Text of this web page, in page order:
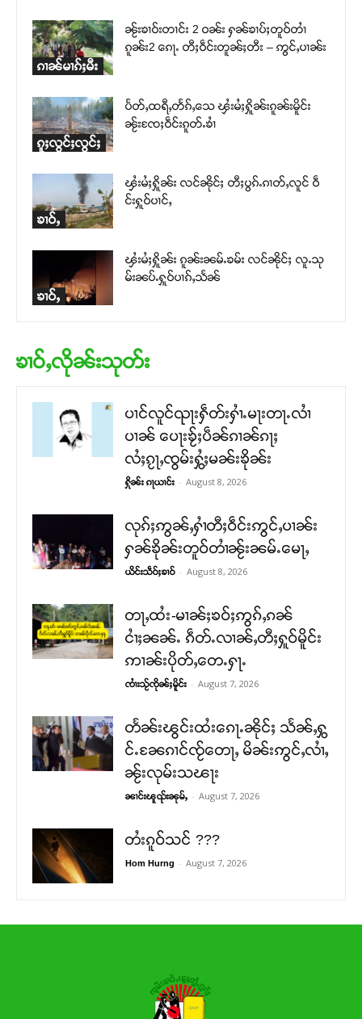
ၵၢၼ်မၢၵ်ႈမီး
ၼႂ်းၶၢဝ်းတၢင်း 2 ဝၼ်း ႁၼ်ၶၢပ်ႈတူဝ်တၢႆ
ၵူၼ်း2 ၵေႃႉ တီႈဝဵင်းတူၼ်ႈတီး – ဢွင်ႇပၢၼ်း
ၵူႈလွင်ႈလွင်ႈ
ပႅတ်ႇထရီႇတႅၵ်ႇသေ ၾႆးမႆႈႁိူၼ်းၵူၼ်းမိူင်း
ၼႂ်းၸႄႈဝဵင်းၵူတ်ႉၶၢႆ
ၶၢဝ်ႇ
ၾႆးမႆႈႁိူၼ်း လင်ၼိုင်ႈ တီႈပွၵ်ႉၵၢတ်ႇလူင် ဝဵ
င်းႁူဝ်ပၢင်ႇ
ၶၢဝ်ႇ
ၾႆးမႆႈႁိူၼ်း ၵူၼ်းၼမ်ႉၶမ်း လင်ၼိုင်ႈ လူႉသု
မ်းၼပ်ႉႁူဝ်ပၢၵ်ႇသႅၼ်
ၶၢဝ်ႇလိုၼ်းသုတ်း
ပၢင်လူင်ၺႃးႁဵတ်းႁၢႆႉမႃးတႃႉလၢႆ
ပၢၼ် ​​ပေႃးၶႂ်ႈပဵၼ်ၵၢၼ်ၵႃႈ
လႆႈၵႂႃႇၸွမ်းႁွႆႈမၼ်းၶိုၼ်း
ႁိုၼ်း ၵႃယၢင်း - August 8, 2026
လုၵ်ႈဢွၼ်ႇႁၢႆတီႈဝဵင်းဢွင်ႇပၢၼ်း
ႁၼ်ၶိုၼ်းတူဝ်တၢႆၼႂ်းၼမ်ႉမေႃႇ
ယိင်းသဵဝ်ႈၶၢဝ် - August 8, 2026
တႃႇထႆး-မၢၼ်ႈၶဝ်ႈဢွၵ်ႇၵၼ်
ငၢႆႈၼၼ်ႉ ၵဵတ်ႉလၢၼ်ႇတီႈႁူဝ်မိူင်း
ဢၢၼ်းပိုတ်ႇတေႉႁႃႉ
ၸၢႆးသႂ်ၸိုၼ်ႈမိူင်း - August 7, 2026
တႅၼ်းၽွင်းထႆးၵေႃႉၼိုင်ႈ သႅၼ်ႇႁွ
င်ႉၼႄၵၢင်ၸႂ်တေႃႇ မိၼ်းဢွင်ႇလၢႆႇ
ၼႂ်းလုမ်းသၽႃး
ၼၢင်းၽူၺ်းၼုမ်ႇ - August 7, 2026
တႆးၵူဝ်သင် ???
Hom Hurng - August 7, 2026